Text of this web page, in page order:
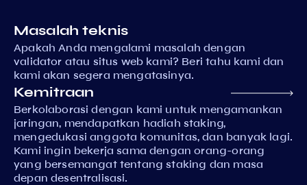
Masalah teknis
Apakah Anda mengalami masalah dengan
validator atau situs web kami? Beri tahu kami dan
kami akan segera mengatasinya.
Kemitraan
Berkolaborasi dengan kami untuk mengamankan
jaringan, mendapatkan hadiah staking,
mengedukasi anggota komunitas, dan banyak lagi.
Kami ingin bekerja sama dengan orang-orang
yang bersemangat tentang staking dan masa
depan desentralisasi.